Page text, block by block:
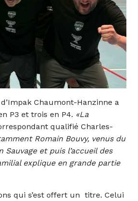
Chaumont-Hanzinne a
P3 et trois en P4. «La
qualifié Charles-
Romain Bouvy, venus du
et puis l’accueil des
explique en grande partie
qui s’est offert un titre. Celui